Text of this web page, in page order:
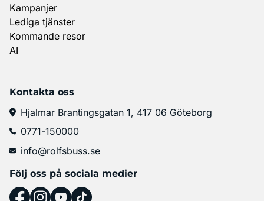
Kampanjer
Lediga tjänster
Kommande resor
AI
Kontakta oss
Hjalmar Brantingsgatan 1, 417 06 Göteborg
0771-150000
info@rolfsbuss.se
Följ oss på sociala medier